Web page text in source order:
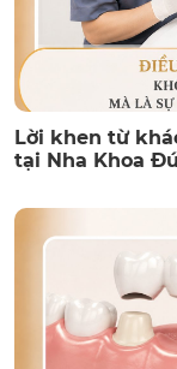
Lời khen từ
tại Nha Khoa